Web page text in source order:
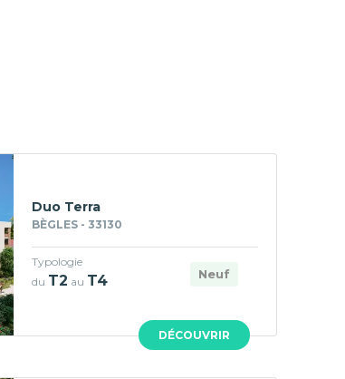
DÉCOUVRIR
Duo Terra
BÈGLES - 33130
Neuf
Typologie
du T2 au T4